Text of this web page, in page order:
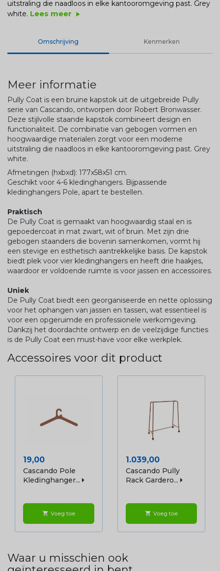
uitstraling die naadloos in elke kantooromgeving past. Grey
white. Lees meer play_arrow
Omschrijving Kenmerken
Meer informatie
Pully Coat is een bruine kapstok uit de uitgebreide Pully
serie van Cascando, ontworpen door Robert Bronwasser.
Deze stijlvolle staande kapstok combineert design en
functionaliteit. De combinatie van gebogen vormen en
hoogwaardige materialen zorgt voor een moderne
uitstraling die naadloos in elke kantooromgeving past. Grey
white.
Afmetingen (hxbxd): 177x58x51 cm.
Geschikt voor 4-6 kledinghangers. Bijpassende
kledinghangers Pole, apart te bestellen.
Praktisch
De Pully Coat is gemaakt van hoogwaardig staal en is
gepoedercoat in mat zwart, wit of bruin. Met zijn drie
gebogen staanders die bovenin samenkomen, vormt hij
een stevige en esthetisch aantrekkelijke basis. De kapstok
biedt plek voor vier kledinghangers en heeft drie haakjes,
waardoor er voldoende ruimte is voor jassen en accessoires.
Uniek
De Pully Coat biedt een georganiseerde en nette oplossing
voor het ophangen van jassen en tassen, wat essentieel is
voor een opgeruimde en professionele werkomgeving.
Dankzij het doordachte ontwerp en de veelzijdige functies
is de Pully Coat een must-have voor elke werkplek.
Accessoires voor dit product
Prijs
19,00
Cascando Pole
Kledinghanger...
shopping_cart Voeg toe
Prijs
1.039,00
Cascando Pully
Rack Gardero...
shopping_cart Voeg toe
Waar u misschien ook